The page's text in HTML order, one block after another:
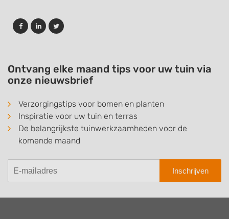
Ontvang elke maand tips voor uw tuin via
onze nieuwsbrief
Verzorgingstips voor bomen en planten
Inspiratie voor uw tuin en terras
De belangrijkste tuinwerkzaamheden voor de
komende maand
Inschrijven